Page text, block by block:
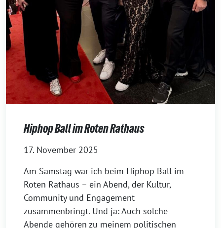
Hiphop Ball im Roten Rathaus
17. November 2025
⁨⁨Am Samstag war ich beim Hiphop Ball im
Roten Rathaus – ein Abend, der Kultur,
Community und Engagement
zusammenbringt. Und ja: Auch solche
Abende gehören zu meinem politischen